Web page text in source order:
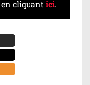
en cliquantici.